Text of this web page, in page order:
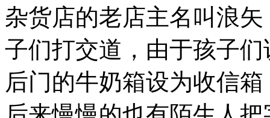
杂货店的老店主名叫浪
子们打交道，由于孩子
后门的牛奶箱设为收信